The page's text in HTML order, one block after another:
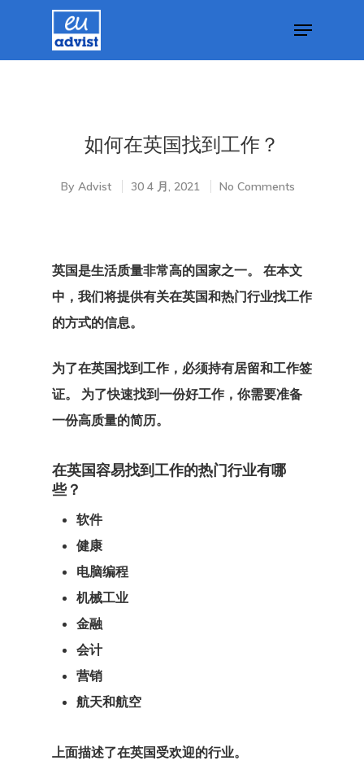
如何在英国找到工作？
By Advist 30 4 月, 2021 No Comments
英国是生活质量非常高的国家之一。 在本文
中，我们将提供有关在英国和热门行业找工作
的方式的信息。
为了在英国找到工作， 必须持有居留和工作签
证。 为了快速找到一份好工作，你需要准备
一份高质量的简历。
在英国容易找到工作的热门行业有哪
些？
软件
健康
电脑编程
机械工业
金融
会计
营销
航天和航空
上面描述了在英国受欢迎的行业。